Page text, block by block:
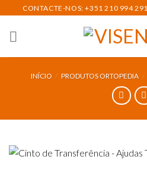
content
CONTACTE-NOS: +351 210 994 291
INÍCIO / PRODUTOS ORTOPEDIA /